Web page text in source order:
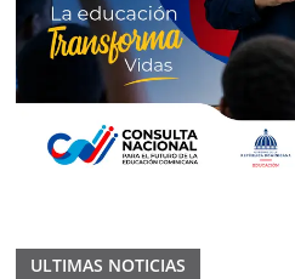
ULTIMAS NOTICIAS